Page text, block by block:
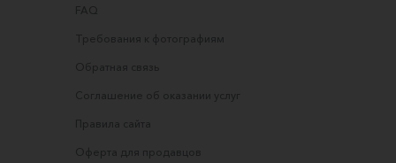
FAQ
Требования к фотографиям
Обратная связь
Соглашение об оказании услуг
Правила сайта
Оферта для продавцов